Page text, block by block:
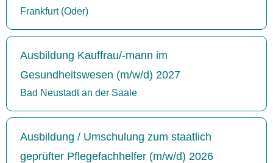
Frankfurt (Oder)
Ausbildung Kauffrau/-mann im
Gesundheitswesen (m/w/d) 2027
Bad Neustadt an der Saale
Ausbildung / Umschulung zum staatlich
geprüfter Pflegefachhelfer (m/w/d) 2026